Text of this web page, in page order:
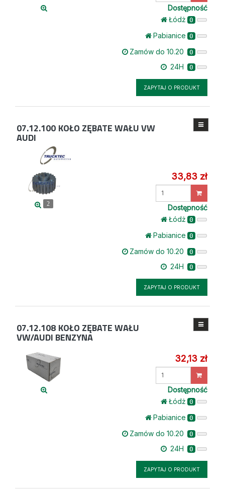
Dostępność
Łódż 0
Pabianice 0
Zamów do 10.20 0
24H 0
ZAPYTAJ O PRODUKT
07.12.100 KOŁO ZĘBATE WAŁU VW
AUDI
2
33,83 zł
Wprowadź
Dostępność
Łódż 0
Pabianice 0
Zamów do 10.20 0
24H 0
ZAPYTAJ O PRODUKT
07.12.108 KOŁO ZĘBATE WAŁU
VW/AUDI BENZYNA
32,13 zł
Wprowadź
Dostępność
Łódż 0
Pabianice 0
Zamów do 10.20 0
24H 0
ZAPYTAJ O PRODUKT